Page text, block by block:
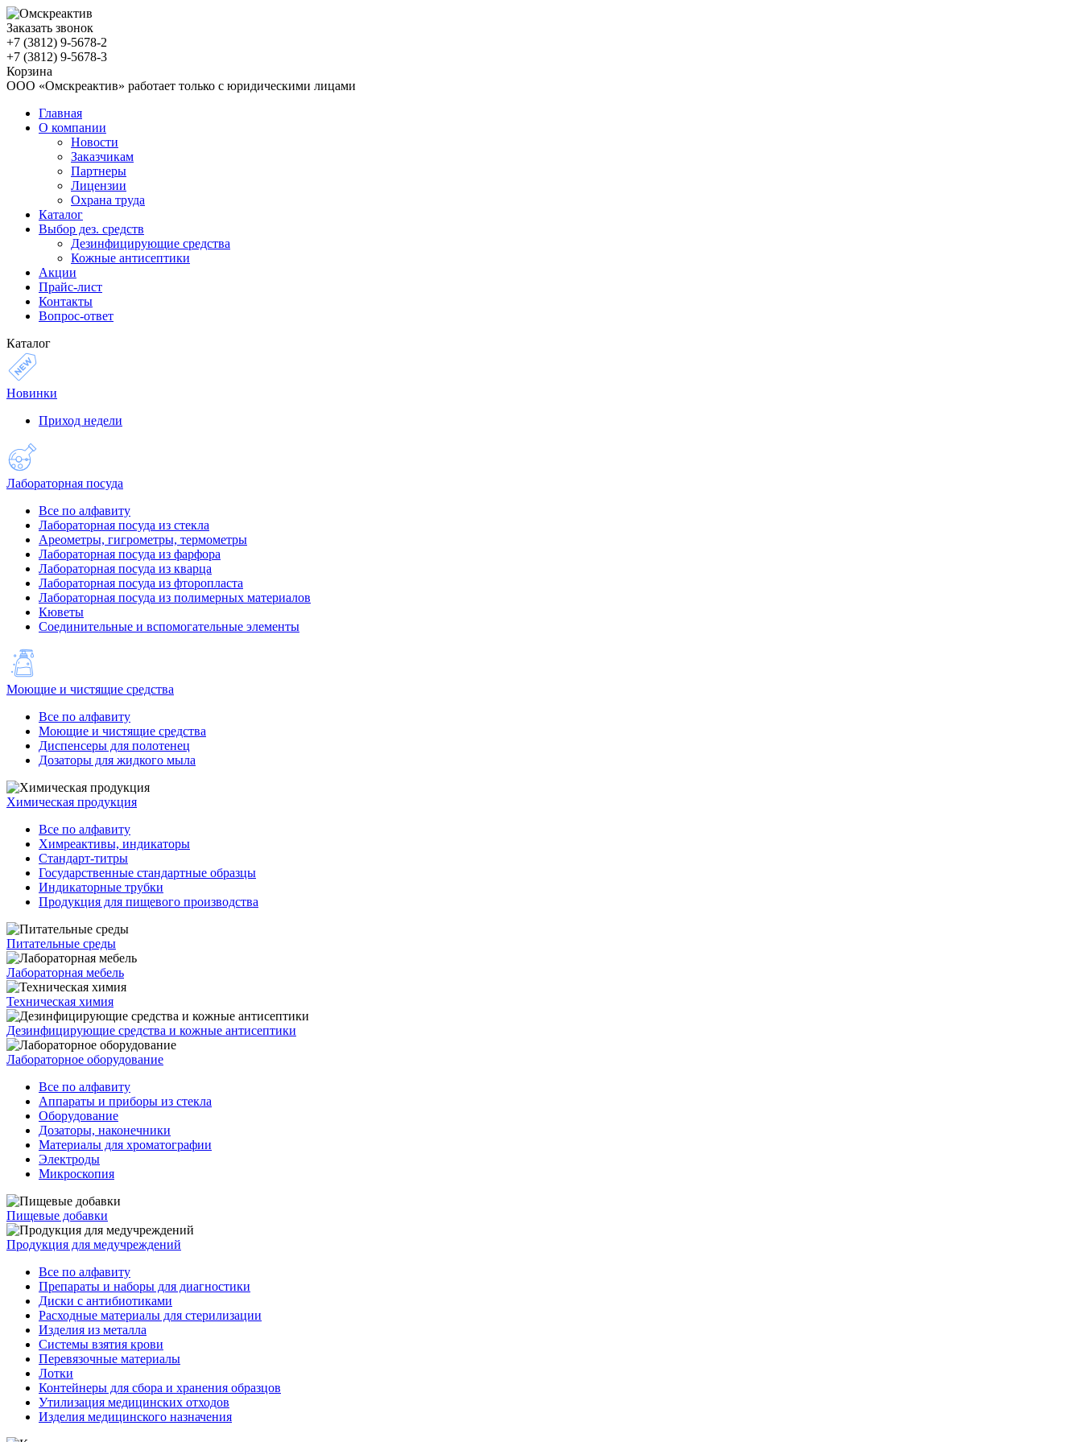
Заказать звонок
+7 (3812) 9-5678-2
+7 (3812) 9-5678-3
Корзина
ООО «Омскреактив» работает только с юридическими лицами
Главная
О компании
Новости
Заказчикам
Партнеры
Лицензии
Охрана труда
Каталог
Выбор дез. средств
Дезинфицирующие средства
Кожные антисептики
Акции
Прайс-лист
Контакты
Вопрос-ответ
Каталог
Новинки
Приход недели
Лабораторная посуда
Все по алфавиту
Лабораторная посуда из стекла
Ареометры, гигрометры, термометры
Лабораторная посуда из фарфора
Лабораторная посуда из кварца
Лабораторная посуда из фторопласта
Лабораторная посуда из полимерных материалов
Кюветы
Соединительные и вспомогательные элементы
Моющие и чистящие средства
Все по алфавиту
Моющие и чистящие средства
Диспенсеры для полотенец
Дозаторы для жидкого мыла
Химическая продукция
Все по алфавиту
Химреактивы, индикаторы
Стандарт-титры
Государственные стандартные образцы
Индикаторные трубки
Продукция для пищевого производства
Питательные среды
Лабораторная мебель
Техническая химия
Дезинфицирующие средства и кожные антисептики
Лабораторное оборудование
Все по алфавиту
Аппараты и приборы из стекла
Оборудование
Дозаторы, наконечники
Материалы для хроматографии
Электроды
Микроскопия
Пищевые добавки
Продукция для медучреждений
Все по алфавиту
Препараты и наборы для диагностики
Диски с антибиотиками
Расходные материалы для стерилизации
Изделия из металла
Системы взятия крови
Перевязочные материалы
Лотки
Контейнеры для сбора и хранения образцов
Утилизация медицинских отходов
Изделия медицинского назначения